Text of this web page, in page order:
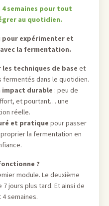
semaines pour tout
au quotidien.
pour expérimenter et
la fermentation.
techniques de base et
dans le quotidien.
impact durable : peu de
et pourtant… une
réelle.
et pratique pour passer
la fermentation en
?
module. Le deuxième
jours plus tard. Et ainsi de
semaines.